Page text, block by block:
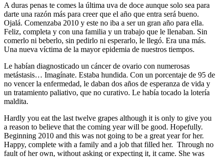
A duras penas te comes la última uva de doce aunque solo sea para
darte una razón más para creer que el año que entra será bueno.
Ojalá. Comenzaba 2010 y este no iba a ser un gran año para ella.
Feliz, completa y con una familia y un trabajo que le llenaban. Sin
comerlo ni beberlo, sin pedirlo ni esperarlo, le llegó. Era una más.
Una nueva víctima de la mayor epidemia de nuestros tiempos.
Le habían diagnosticado un cáncer de ovario con numerosas
metástasis… Imagínate. Estaba hundida. Con un porcentaje de 95 de
no vencer la enfermedad, le daban dos años de esperanza de vida y
un tratamiento paliativo, que no curativo. Le había tocado la lotería
maldita.
Hardly you eat the last twelve grapes although it is only to give you
a reason to believe that the coming year will be good. Hopefully.
Beginning 2010 and this was not going to be a great year for her.
Happy, complete with a family and a job that filled her. Through no
fault of her own, without asking or expecting it, it came. She was